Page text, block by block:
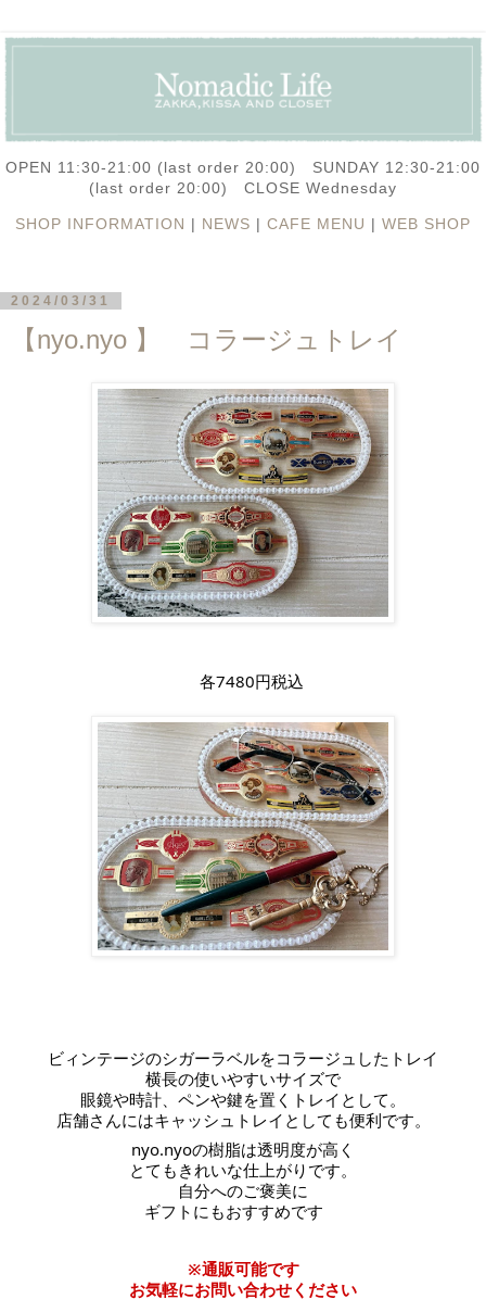
OPEN 11:30-21:00 (last order 20:00) SUNDAY 12:30-21:00
(last order 20:00) CLOSE Wednesday
SHOP INFORMATION | NEWS | CAFE MENU | WEB SHOP
2024/03/31
【nyo.nyo 】 コラージュトレイ
各7480円税込
ビィンテージのシガーラベルをコラージュしたトレイ
横長の使いやすいサイズで
眼鏡や時計、ペンや鍵を置くトレイとして。
店舗さんにはキャッシュトレイとしても便利です。
nyo.nyoの樹脂は透明度が高く
とてもきれいな仕上がりです。
自分へのご褒美に
ギフトにもおすすめです
※通販可能です
お気軽にお問い合わせください